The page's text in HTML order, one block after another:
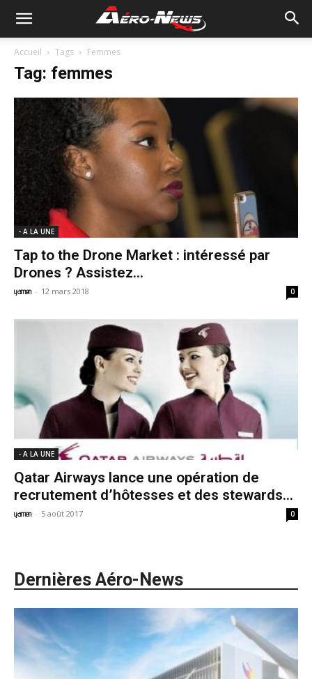
Accueil Tags Femmes
Tag: femmes
- A LA UNE
Tap to the Drone Market : intéressé par
Drones ? Assistez...
yamen - 12 mars 2018 0
- A LA UNE
Qatar Airways lance une opération de
recrutement d’hôtesses et des stewards...
yamen - 5 août 2017 0
Dernières Aéro-News